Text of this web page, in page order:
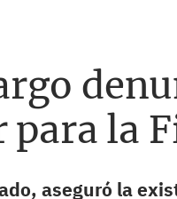
para la
aseguró la